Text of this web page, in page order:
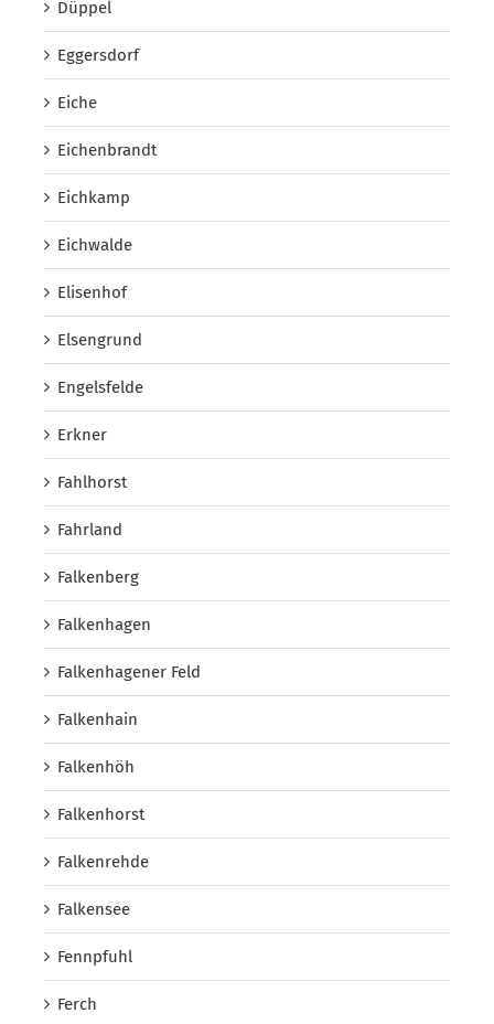
Düppel
Eggersdorf
Eiche
Eichenbrandt
Eichkamp
Eichwalde
Elisenhof
Elsengrund
Engelsfelde
Erkner
Fahlhorst
Fahrland
Falkenberg
Falkenhagen
Falkenhagener Feld
Falkenhain
Falkenhöh
Falkenhorst
Falkenrehde
Falkensee
Fennpfuhl
Ferch